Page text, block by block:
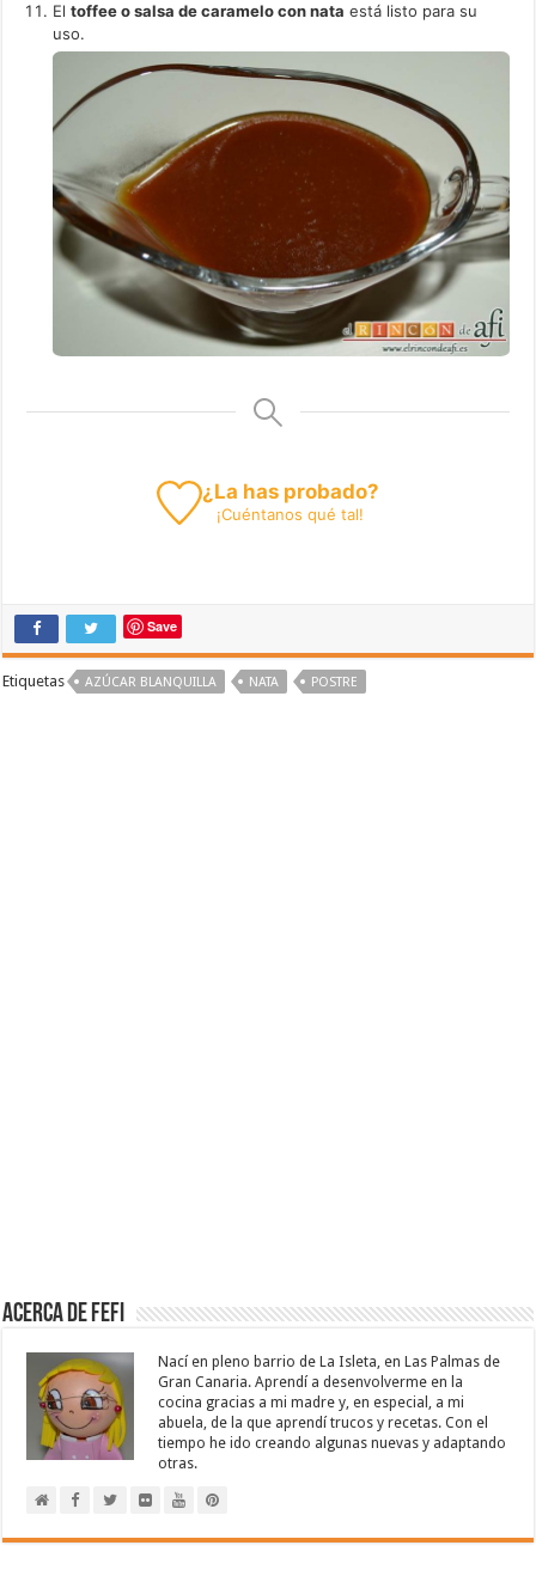
Eltoffee o salsa de caramelo con nata está listo para su
uso.
¿La has probado?
¡Cuéntanos qué tal!
Save
Etiquetas AZÚCAR BLANQUILLA NATA POSTRE
Acerca de Fefi
Nací en pleno barrio de La Isleta, en Las Palmas de
Gran Canaria. Aprendí a desenvolverme en la
cocina gracias a mi madre y, en especial, a mi
abuela, de la que aprendí trucos y recetas. Con el
tiempo he ido creando algunas nuevas y adaptando
otras.